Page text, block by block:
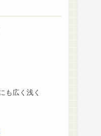
も広く浅く